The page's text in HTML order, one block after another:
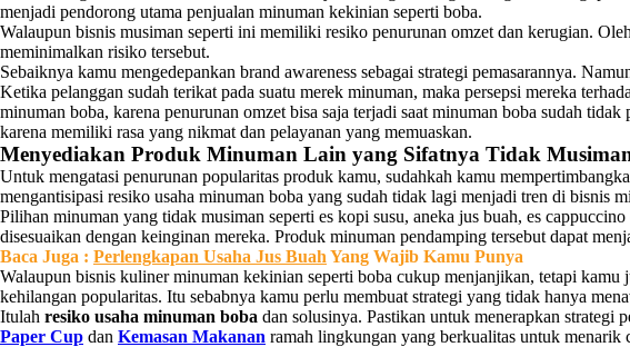
menjadi pendorong utama penjualan minuman kekinian seperti boba.
Walaupun bisnis musiman seperti ini memiliki resiko penurunan omzet dan kerugian.
meminimalkan risiko tersebut.
Sebaiknya kamu mengedepankan brand awareness sebagai strategi pemasarannya.
Ketika pelanggan sudah terikat pada suatu merek minuman, maka persepsi mereka
minuman boba, karena penurunan omzet bisa saja terjadi saat minuman boba sudah
karena memiliki rasa yang nikmat dan pelayanan yang memuaskan.
Menyediakan Produk Minuman Lain yang Sifatnya Tidak
Untuk mengatasi penurunan popularitas produk kamu, sudahkah kamu
mengantisipasi resiko usaha minuman boba yang sudah tidak lagi menjadi tren di bisnis
Pilihan minuman yang tidak musiman seperti es kopi susu, aneka jus buah, es
disesuaikan dengan keinginan mereka. Produk minuman pendamping tersebut dapat
Baca Juga : Perlengkapan Usaha Jus Buah Yang Wajib Kamu Punya
Walaupun bisnis kuliner minuman kekinian seperti boba cukup menjanjikan, tetapi
kehilangan popularitas. Itu sebabnya kamu perlu membuat strategi yang tidak hanya
Itulah resiko usaha minuman boba dan solusinya. Pastikan untuk menerapkan strategi
Paper Cup dan Kemasan Makanan ramah lingkungan yang berkualitas untuk menarik